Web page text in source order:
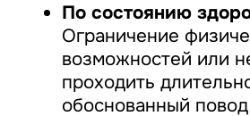
По состоянию
Ограничение
возможностей или
проходить
обоснованный